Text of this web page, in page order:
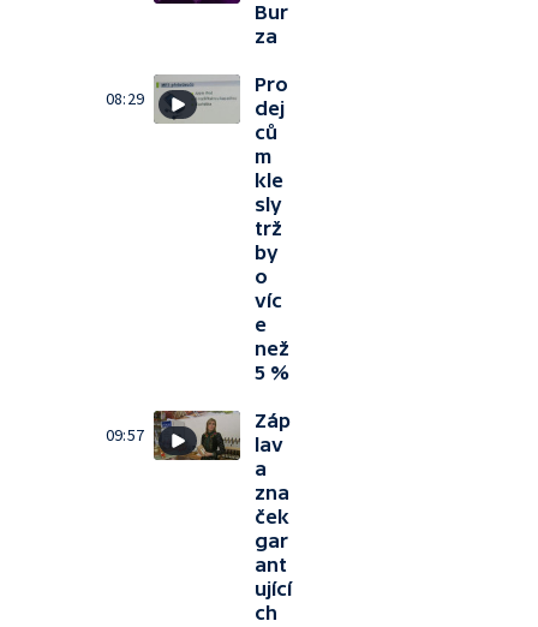
Bur
za
08:29
Pro
dej
ců
m
kle
sly
trž
by
o
víc
e
než
5 %
09:57
Záp
lav
a
zna
ček
gar
ant
ující
ch